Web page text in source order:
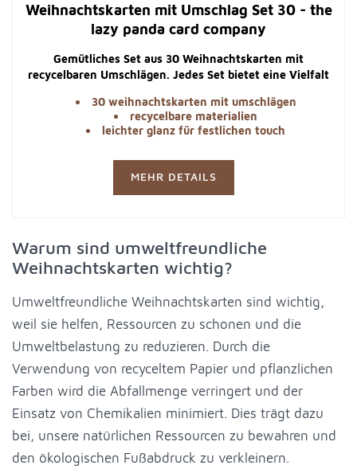
Weihnachtskarten mit Umschlag Set 30 - the
lazy panda card company
Gemütliches Set aus 30 Weihnachtskarten mit
recycelbaren Umschlägen. Jedes Set bietet eine Vielfalt
30 weihnachtskarten mit umschlägen
recycelbare materialien
leichter glanz für festlichen touch
MEHR DETAILS
Warum sind umweltfreundliche
Weihnachtskarten wichtig?
Umweltfreundliche Weihnachtskarten sind wichtig,
weil sie helfen, Ressourcen zu schonen und die
Umweltbelastung zu reduzieren. Durch die
Verwendung von recyceltem Papier und pflanzlichen
Farben wird die Abfallmenge verringert und der
Einsatz von Chemikalien minimiert. Dies trägt dazu
bei, unsere natürlichen Ressourcen zu bewahren und
den ökologischen Fußabdruck zu verkleinern.